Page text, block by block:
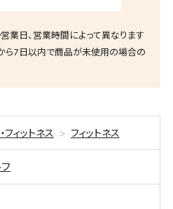
業日、営業時間によって異なります
ら7日以内で商品が未使用の場合の
ィットネス フィットネス